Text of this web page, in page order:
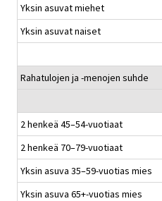
Yksin asuvat miehet
Yksin asuvat naiset
Rahatulojen ja -menojen suhde
2 henkeä 45–54-vuotiaat
2 henkeä 70–79-vuotiaat
Yksin asuva 35–59-vuotias mies
Yksin asuva 65+-vuotias mies